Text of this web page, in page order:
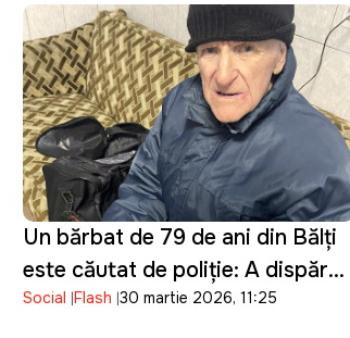
Un bărbat de 79 de ani din Bălți
este căutat de poliție: A dispărut
de peste o săptămână
Social Flash 30 martie 2026, 11:25